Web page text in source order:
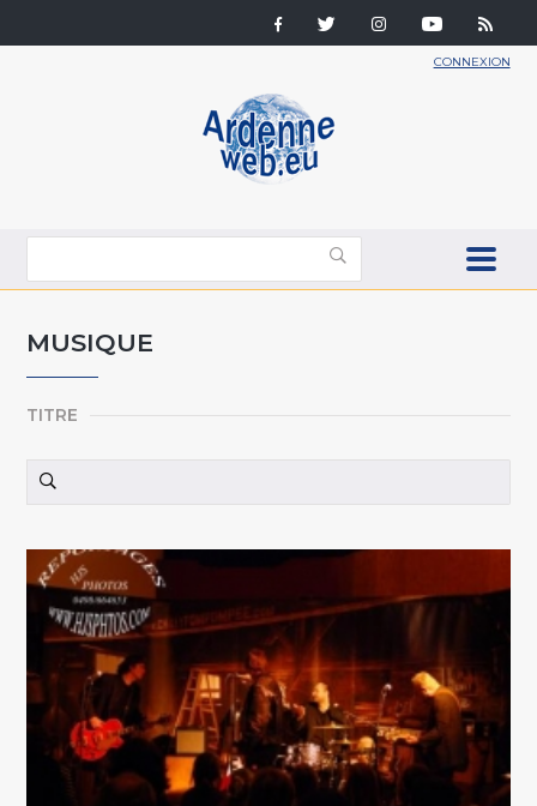
CONNEXION
MUSIQUE
TITRE